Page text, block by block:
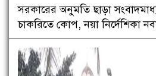
সরকারের অনুমতি ছাড়া
চাকরিতে কোপ, নয়া নির্দেশিকা